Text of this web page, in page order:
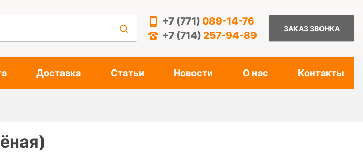
+7 (771) 089-14-76
+7 (714) 257-94-89
ЗАКАЗ ЗВОНКА
Доставка Статьи Новости О нас Контакты